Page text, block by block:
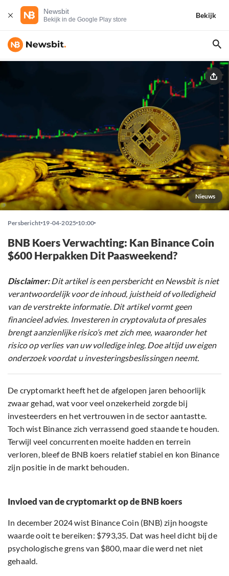
Newsbit
Bekijk in de Google Play store
Bekijk
Nieuws
Persbericht 19-04-2025 10:00
BNB Koers Verwachting: Kan Binance Coin
$600 Herpakken Dit Paasweekend?
Disclaimer:Dit artikel is een persbericht en Newsbit is niet
verantwoordelijk voor de inhoud, juistheid of volledigheid
van de verstrekte informatie. Dit artikel vormt geen
financieel advies. Investeren in cryptovaluta of presales
brengt aanzienlijke risico’s met zich mee, waaronder het
risico op verlies van uw volledige inleg. Doe altijd uw eigen
onderzoek voordat u investeringsbeslissingen neemt.
De cryptomarkt heeft het de afgelopen jaren behoorlijk
zwaar gehad, wat voor veel onzekerheid zorgde bij
investeerders en het vertrouwen in de sector aantastte.
Toch wist Binance zich verrassend goed staande te houden.
Terwijl veel concurrenten moeite hadden en terrein
verloren, bleef de BNB koers relatief stabiel en kon Binance
zijn positie in de markt behouden.
Invloed van de cryptomarkt op de BNB koers
In december 2024 wist Binance Coin (BNB) zijn hoogste
waarde ooit te bereiken: $793,35. Dat was heel dicht bij de
psychologische grens van $800, maar die werd net niet
gehaald.